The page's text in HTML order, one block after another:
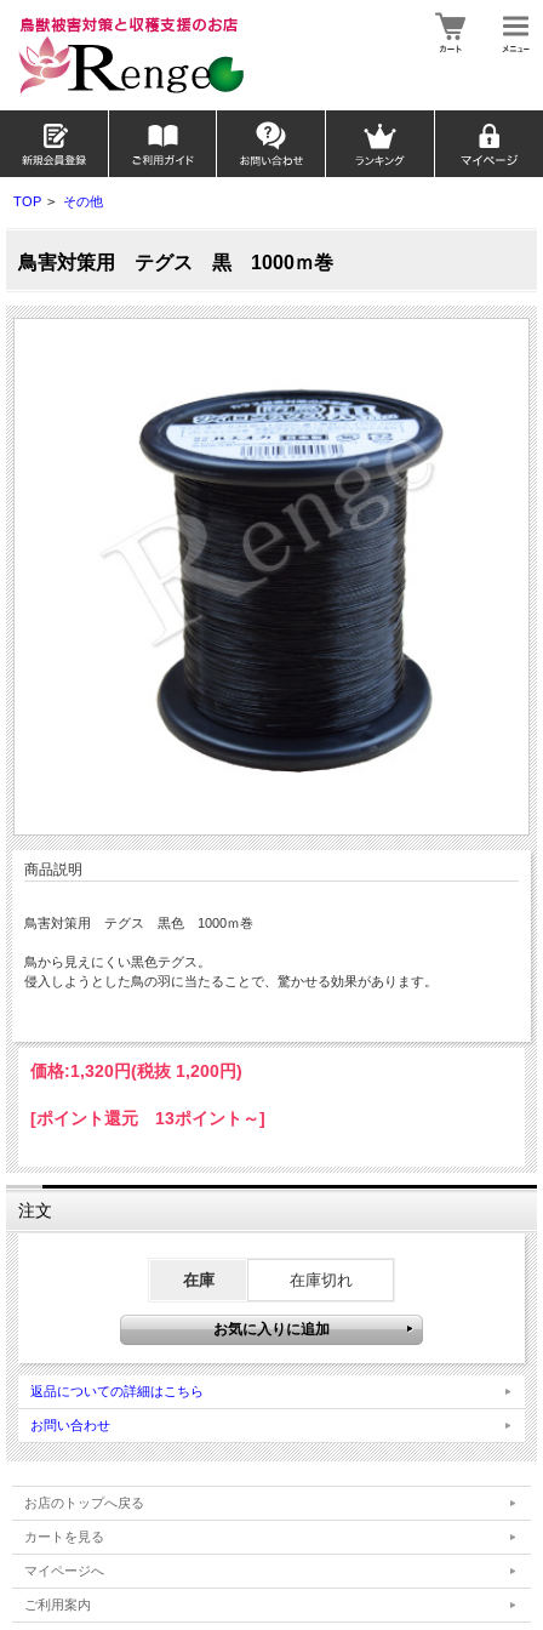
TOP > その他
鳥害対策用 テグス 黒 1000ｍ巻
商品説明
鳥害対策用 テグス 黒色 1000ｍ巻
鳥から見えにくい黒色テグス。
侵入しようとした鳥の羽に当たることで、驚かせる効果があります。
価格:1,320円(税抜 1,200円)
[ポイント還元 13ポイント～]
注文
在庫 在庫切れ
返品についての詳細はこちら
お問い合わせ
お店のトップへ戻る
カートを見る
マイページへ
ご利用案内